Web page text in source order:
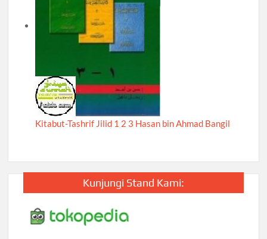
Kitabut-Tashrif Jilid 1 2 3 Hasan bin Ahmad Bangil
Kunjungi Stand Kami: